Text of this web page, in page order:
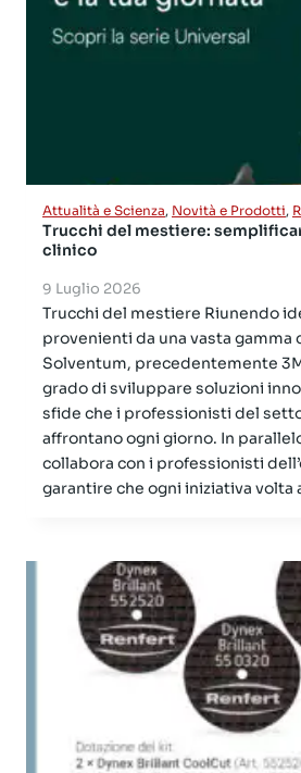
Attualità e Scienza, Novità e Prodotti,
Trucchi del mestiere:
clinico
9 Luglio 2026
Trucchi del mestiere Riunendo
provenienti da una vasta gamma
Solventum, precedentemente
grado di sviluppare soluzioni
sfide che i professionisti del
affrontano ogni giorno. In
collabora con i professionisti
garantire che ogni iniziativa volta